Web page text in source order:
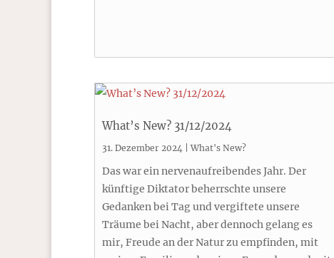
What’s New? 31/12/2024
31. Dezember 2024 |What's New?
Das war ein nervenaufreibendes Jahr. Der
künftige Diktator beherrschte unsere
Gedanken bei Tag und vergiftete unsere
Träume bei Nacht, aber dennoch gelang es
mir, Freude an der Natur zu empfinden, mit